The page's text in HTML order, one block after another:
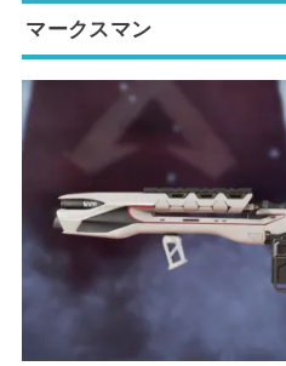
マークスマン